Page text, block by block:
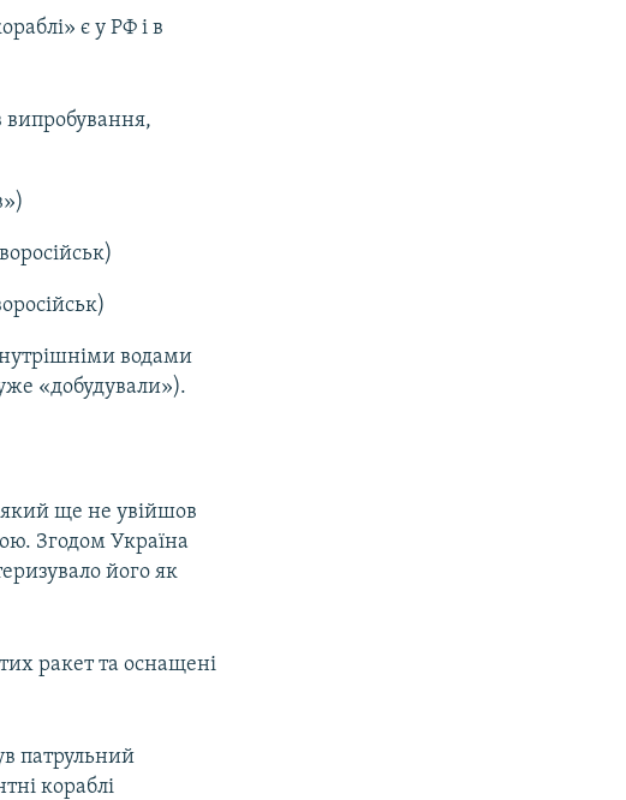
є у РФ і в
водами
«добудували»).
який ще не увійшов
Згодом Україна
його як
ракет та оснащені
патрульний
кораблі